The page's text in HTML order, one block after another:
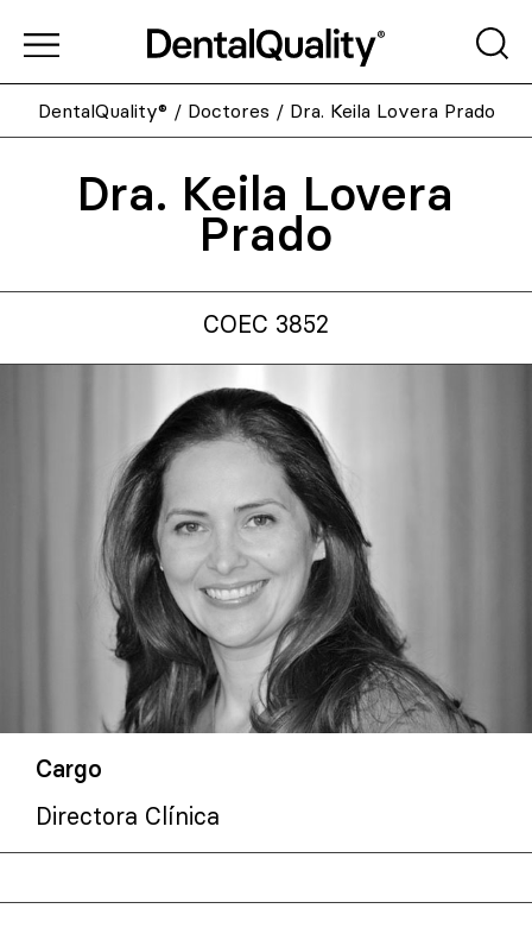
DentalQuality® / Doctores / Dra. Keila Lovera Prado
Dra. Keila Lovera
Prado
COEC 3852
Cargo
Directora Clínica